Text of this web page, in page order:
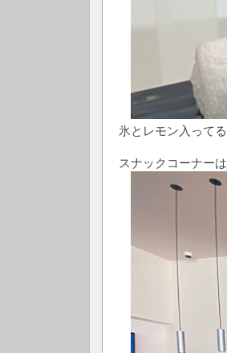
氷とレモン入って
スナックコーナー